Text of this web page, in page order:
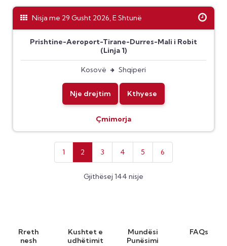
Nisja me 29 Gusht 2026, E Shtunë
Prishtine-Aeroport-Tirane-Durres-Mali i Robit
(Linja 1)
Kosovë Shqiperi
Nje drejtim Kthyese
Çmimorja
1 2 3 4 5 6
Gjithësej 144 nisje
Rreth
nesh
Kushtet e
udhëtimit
Mundësi
Punësimi
FAQs